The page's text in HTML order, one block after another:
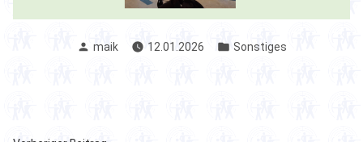
Verfasst
maik 12.01.2026
Veröffentlicht
Sonstiges